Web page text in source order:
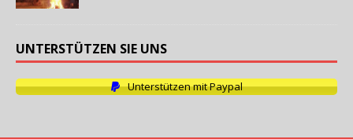
UNTERSTÜTZEN SIE UNS
Unterstützen mit Paypal